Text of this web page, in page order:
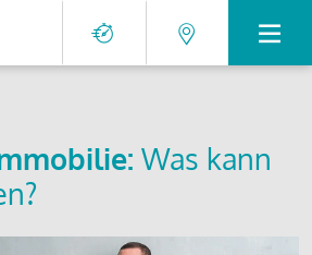
Was kann